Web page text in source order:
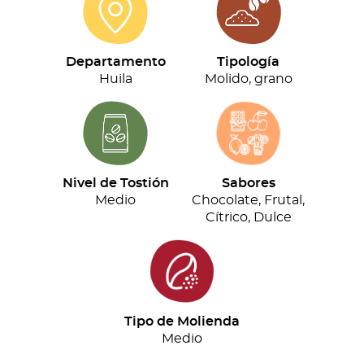
Especial
(500g)
cantidad
Departamento
Huila
Tipología
Molido, grano
Nivel de Tostión
Medio
Sabores
Chocolate, Frutal,
Cítrico, Dulce
Tipo de Molienda
Medio